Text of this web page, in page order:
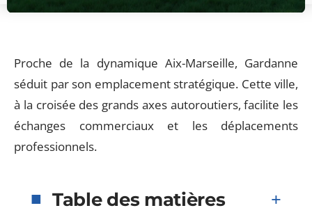
Proche de la dynamique Aix-Marseille, Gardanne
séduit par son emplacement stratégique. Cette ville,
à la croisée des grands axes autoroutiers, facilite les
échanges commerciaux et les déplacements
professionnels.
Table des matières